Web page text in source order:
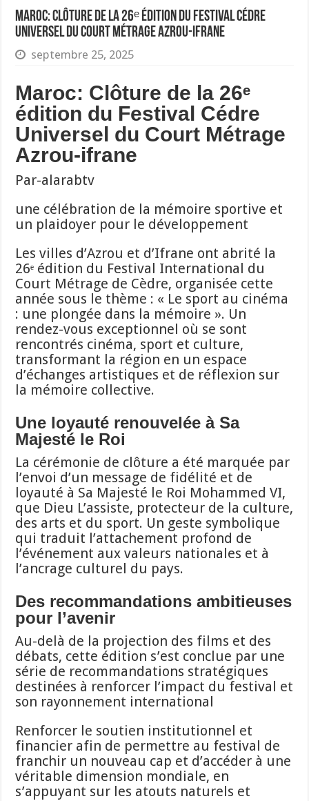
Maroc: Clôture de la 26ᵉ édition du Festival Cédre
Universel du Court Métrage Azrou-ifrane
septembre 25, 2025
Maroc: Clôture de la 26ᵉ
édition du Festival Cédre
Universel du Court Métrage
Azrou-ifrane
Par-alarabtv
une célébration de la mémoire sportive et
un plaidoyer pour le développement
Les villes d’Azrou et d’Ifrane ont abrité la
26ᵉ édition du Festival International du
Court Métrage de Cèdre, organisée cette
année sous le thème : « Le sport au cinéma
: une plongée dans la mémoire ». Un
rendez-vous exceptionnel où se sont
rencontrés cinéma, sport et culture,
transformant la région en un espace
d’échanges artistiques et de réflexion sur
la mémoire collective.
Une loyauté renouvelée à Sa
Majesté le Roi
La cérémonie de clôture a été marquée par
l’envoi d’un message de fidélité et de
loyauté à Sa Majesté le Roi Mohammed VI,
que Dieu L’assiste, protecteur de la culture,
des arts et du sport. Un geste symbolique
qui traduit l’attachement profond de
l’événement aux valeurs nationales et à
l’ancrage culturel du pays.
Des recommandations ambitieuses
pour l’avenir
Au-delà de la projection des films et des
débats, cette édition s’est conclue par une
série de recommandations stratégiques
destinées à renforcer l’impact du festival et
son rayonnement international
Renforcer le soutien institutionnel et
financier afin de permettre au festival de
franchir un nouveau cap et d’accéder à une
véritable dimension mondiale, en
s’appuyant sur les atouts naturels et